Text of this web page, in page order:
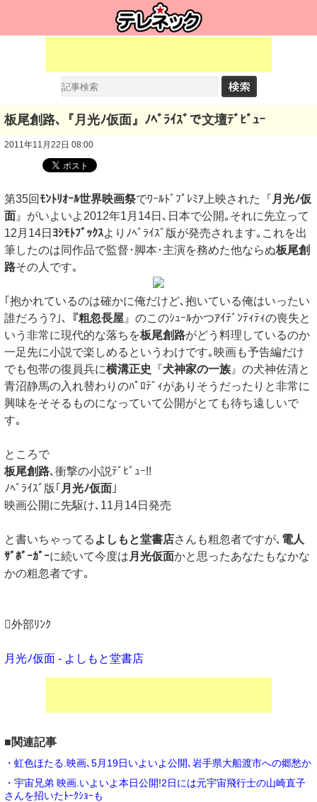
板尾創路､『月光ﾉ仮面』ﾉﾍﾞﾗｲｽﾞで文壇ﾃﾞﾋﾞｭｰ
2011年11月22日 08:00
第35回ﾓﾝﾄﾘｵｰﾙ世界映画祭でﾜｰﾙﾄﾞﾌﾟﾚﾐｱ上映された『 月光ﾉ仮
面 』がいよいよ2012年1月14日､日本で公開｡それに先立って
12月14日 ﾖｼﾓﾄﾌﾞｯｸｽよりﾉﾍﾞﾗｲｽﾞ版が発売されます｡これを出
筆したのは同作品で監督･脚本･主演を務めた他ならぬ板尾創
路その人です｡
｢抱かれているのは確かに俺だけど､抱いている俺はいったい
誰だろう?｣､『粗忽長屋 』のこのｼｭｰﾙかつｱｲﾃﾞﾝﾃｨﾃｨの喪失と
いう非常に現代的な落ちを板尾創路がどう料理しているのか
一足先に小説で楽しめるというわけです｡映画も予告編だけ
でも包帯の復員兵に横溝正史 『犬神家の一族 』の犬神佐清と
青沼静馬の入れ替わりのﾊﾟﾛﾃﾞｨがありそうだったりと非常に
興味をそそるものになっていて公開がとても待ち遠しいで
す｡
ところで
板尾創路､衝撃の小説ﾃﾞﾋﾞｭｰ!!
ﾉﾍﾞﾗｲｽﾞ版｢ 月光ﾉ仮面 ｣
映画公開に先駆け､11月14日発売
と書いちゃってる よしもと堂書店さんも粗忽者ですが､ 電人
ｻﾞﾎﾞｰｶﾞｰに続いて今度は 月光仮面かと思ったあなたもなかな
かの粗忽者です｡
外部ﾘﾝｸ
月光ﾉ仮面 - よしもと堂書店
■関連記事
・虹色ほたる.映画､5月19日いよいよ公開､岩手県大船渡市への郷愁か
・宇宙兄弟 映画.いよいよ本日公開!2日には元宇宙飛行士の山崎直子
さんを招いたﾄｰｸｼｮｰも